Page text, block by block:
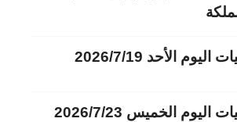
اليوم الأحد 2026/7/19
اليوم الخميس 2026/7/23